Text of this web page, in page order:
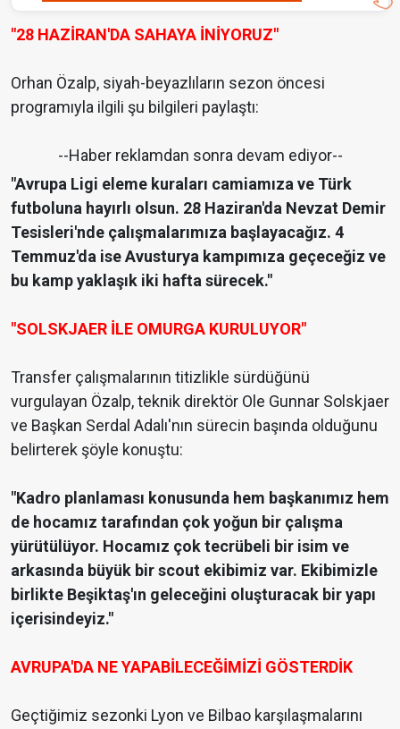
"28 HAZİRAN'DA SAHAYA İNİYORUZ"
Orhan Özalp, siyah-beyazlıların sezon öncesi
programıyla ilgili şu bilgileri paylaştı:
--Haber reklamdan sonra devam ediyor--
"Avrupa Ligi eleme kuraları camiamıza ve Türk
futboluna hayırlı olsun. 28 Haziran'da Nevzat Demir
Tesisleri'nde çalışmalarımıza başlayacağız. 4
Temmuz'da ise Avusturya kampımıza geçeceğiz ve
bu kamp yaklaşık iki hafta sürecek."
"SOLSKJAER İLE OMURGA KURULUYOR"
Transfer çalışmalarının titizlikle sürdüğünü
vurgulayan Özalp, teknik direktör Ole Gunnar Solskjaer
ve Başkan Serdal Adalı'nın sürecin başında olduğunu
belirterek şöyle konuştu:
"Kadro planlaması konusunda hem başkanımız hem
de hocamız tarafından çok yoğun bir çalışma
yürütülüyor. Hocamız çok tecrübeli bir isim ve
arkasında büyük bir scout ekibimiz var. Ekibimizle
birlikte Beşiktaş'ın geleceğini oluşturacak bir yapı
içerisindeyiz."
AVRUPA'DA NE YAPABİLECEĞİMİZİ GÖSTERDİK
Geçtiğimiz sezonki Lyon ve Bilbao karşılaşmalarını